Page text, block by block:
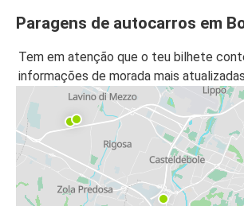
Paragens de autocarros em
Tem em atenção que o teu bilhete
informações de morada mais